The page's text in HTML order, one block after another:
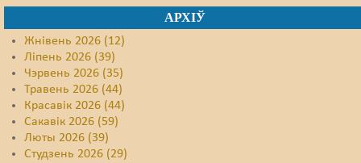
АРХІЎ
Жнівень 2026 (12)
Ліпень 2026 (39)
Чэрвень 2026 (35)
Травень 2026 (44)
Красавік 2026 (44)
Сакавік 2026 (59)
Люты 2026 (39)
Студзень 2026 (29)